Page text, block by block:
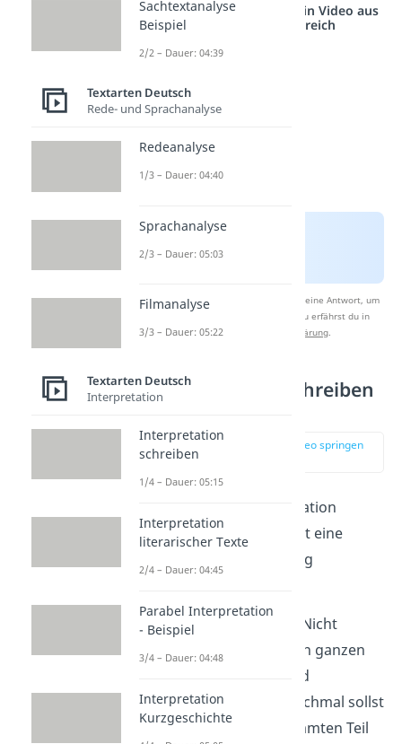
Studyflix vernetzt: Hier ein Video aus
einem anderen Bereich
Nach Beantwortung speichern wir deine Antwort, um
Studyflix zu verbessern. Mehr dazu erfährst du in
unserer
Datenschutzerklärung.
Interpretation schreiben
zur Stelle im Video springen
Um eine gute Interpretation
schreiben zu können, ist eine
gründliche Vorbereitung
Aufgabenstellung:
Nicht
immermusst du
den ganzen
Text analysieren und
interpretieren. Manchmal sollst
du nur einen bestimmten Teil
Sachtextanalyse
Beispiel
2/2 – Dauer: 04:39
Textarten Deutsch
Rede- und Sprachanalyse
Redeanalyse
1/3 – Dauer: 04:40
Sprachanalyse
2/3 – Dauer: 05:03
Filmanalyse
3/3 – Dauer: 05:22
Textarten Deutsch
Interpretation
Interpretation
schreiben
1/4 – Dauer: 05:15
Interpretation
literarischer Texte
2/4 – Dauer: 04:45
Parabel Interpretation
- Beispiel
3/4 – Dauer: 04:48
Interpretation
Kurzgeschichte